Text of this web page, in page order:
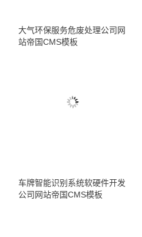
大气环保服务危废处理公司网
站帝国CMS模板
车牌智能识别系统软硬件开发
公司网站帝国CMS模板